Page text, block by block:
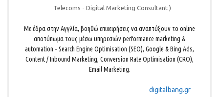
Telecoms - Digital Marketing Consultant )
Με έδρα στην Αγγλία, βοηθώ επιχειρήσεις να αναπτύξουν τo online
αποτύπωμα τους μέσω υπηρεσιών performance marketing &
automation – Search Engine Optimisation (SEO), Google & Bing Ads,
Content / Inbound Marketing, Conversion Rate Optimisation (CRO),
Email Marketing.
digitalbang.gr